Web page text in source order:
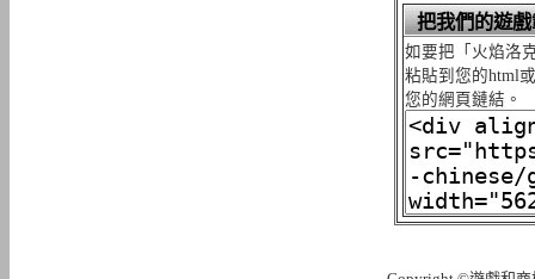
把我們的遊
如要把「火焰洛
粘貼到您的html
您的網頁鏈結。